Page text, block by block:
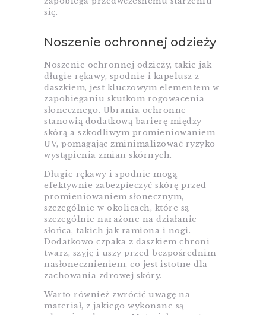
się.
Noszenie ochronnej odzieży
Noszenie ochronnej odzieży, takie jak
długie rękawy, spodnie i kapelusz z
daszkiem, jest kluczowym elementem w
zapobieganiu skutkom rogowacenia
słonecznego. Ubrania ochronne
stanowią dodatkową barierę między
skórą a szkodliwym promieniowaniem
UV, pomagając zminimalizować ryzyko
wystąpienia zmian skórnych.
Długie rękawy i spodnie mogą
efektywnie zabezpieczyć skórę przed
promieniowaniem słonecznym,
szczególnie w okolicach, które są
szczególnie narażone na działanie
słońca, takich jak ramiona i nogi.
Dodatkowo czpaka z daszkiem chroni
twarz, szyję i uszy przed bezpośrednim
nasłonecznieniem, co jest istotne dla
zachowania zdrowej skóry.
Warto również zwrócić uwagę na
materiał, z jakiego wykonane są